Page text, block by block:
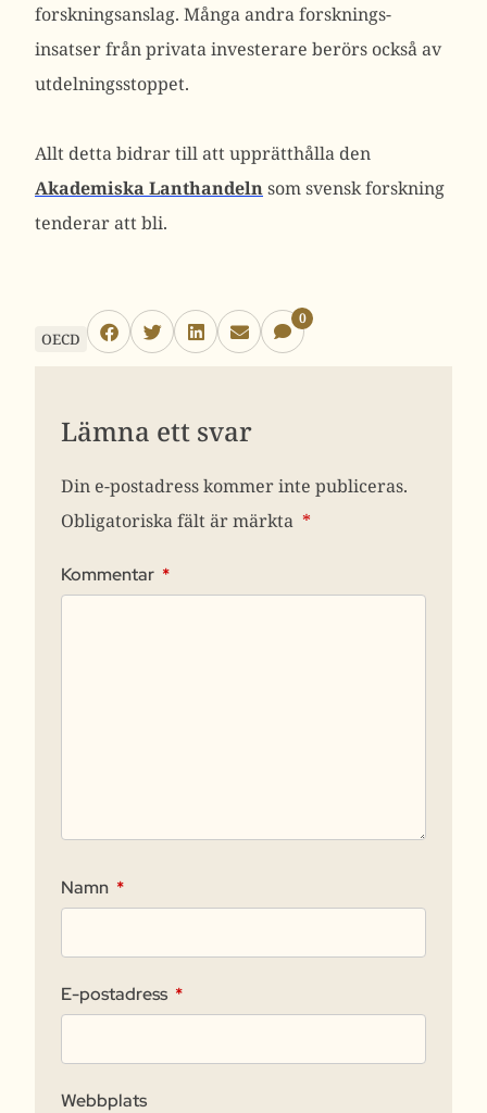
forskningsanslag. Många andra forsknings-
insatser från privata investerare berörs också av
utdelningsstoppet.
Allt detta bidrar till att upprätthålla den
Akademiska Lanthandelnsom svensk forskning
tenderar att bli.
OECD
0
Lämna ett svar
Din e-postadress kommer inte publiceras.
Obligatoriska fält är märkta *
Kommentar *
Namn *
E-postadress *
Webbplats